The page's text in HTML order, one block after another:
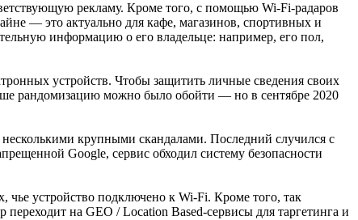
рекламу. Кроме того, с помощью Wi-Fi-радаров
— это актуально для кафе, магазинов, спортивных и
информацию о его владельце: например, его пол,
устройств. Чтобы защитить личные сведения своих
рандомизацию можно было обойти — но в сентябре 2020
крупными скандалами. Последний случился с
Google, сервис обходил систему безопасности
чье устройство подключено к Wi-Fi. Кроме того, так
на GEO / Location Based-сервисы для таргетинга и